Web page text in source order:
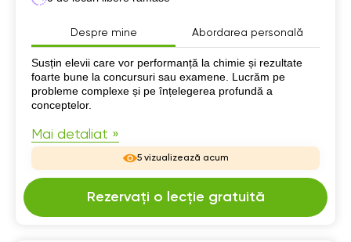
Despre mine Abordarea personală
Despre mine
Susțin elevii care vor performanță la chimie și rezultate
foarte bune la concursuri sau examene. Lucrăm pe
probleme complexe și pe înțelegerea profundă a
conceptelor.
Mai detaliat »
5 vizualizează acum
Rezervați o lecție gratuită